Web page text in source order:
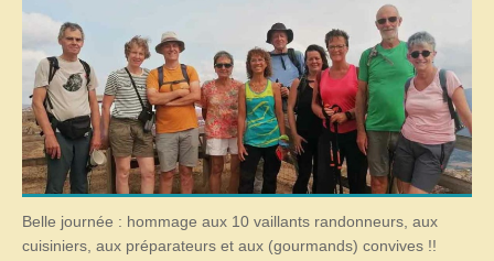
Belle journée : hommage aux 10 vaillants randonneurs, aux
cuisiniers, aux préparateurs et aux (gourmands) convives !!